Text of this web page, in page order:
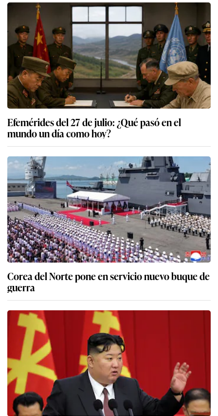
Efemérides del 27 de julio: ¿Qué pasó en el
mundo un día como hoy?
Corea del Norte pone en servicio nuevo buque de
guerra